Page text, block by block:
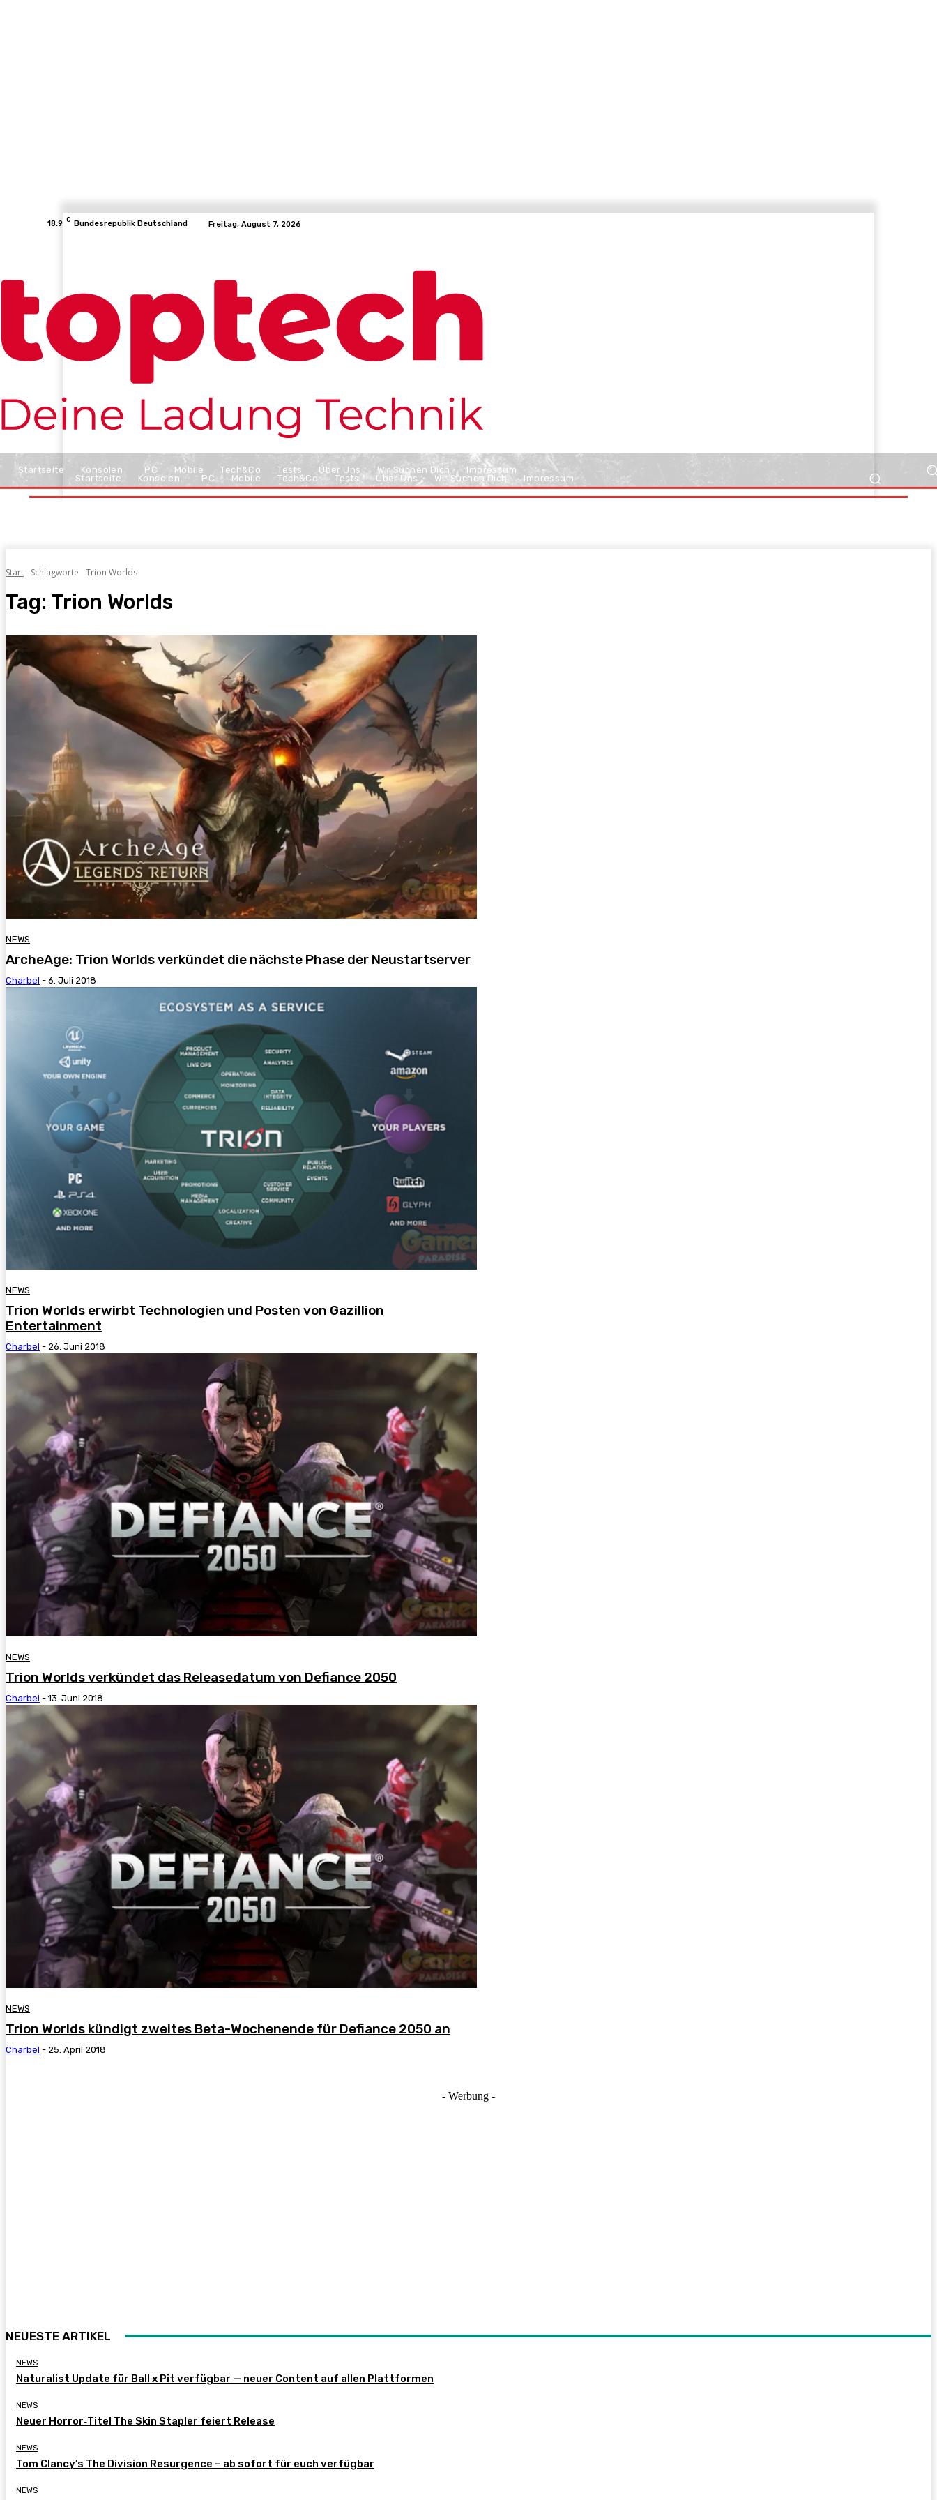
18.9 C Bundesrepublik Deutschland Freitag, August 7, 2026
Startseite Konsolen PC Mobile Tech&Co Tests Über Uns Wir Suchen Dich Impressum
Startseite Konsolen PC Mobile Tech&Co Tests Über Uns Wir Suchen Dich Impressum
Start Schlagworte Trion Worlds
Tag: Trion Worlds
NEWS
ArcheAge: Trion Worlds verkündet die nächste Phase der Neustartserver
Charbel - 6. Juli 2018
NEWS
Trion Worlds erwirbt Technologien und Posten von Gazillion
Entertainment
Charbel - 26. Juni 2018
NEWS
Trion Worlds verkündet das Releasedatum von Defiance 2050
Charbel - 13. Juni 2018
NEWS
Trion Worlds kündigt zweites Beta-Wochenende für Defiance 2050 an
Charbel - 25. April 2018
- Werbung -
NEUESTE ARTIKEL
NEWS
Naturalist Update für Ball x Pit verfügbar — neuer Content auf allen Plattformen
NEWS
Neuer Horror‑Titel The Skin Stapler feiert Release
NEWS
Tom Clancy’s The Division Resurgence – ab sofort für euch verfügbar
NEWS